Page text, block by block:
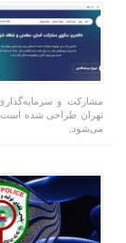
مشارکت و
می‌شود.